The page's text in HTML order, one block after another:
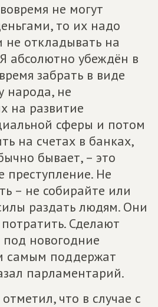
не могут
то их надо
не откладывать на
абсолютно убеждён в
забрать в виде
народа, не
на развитие
сферы и потом
на счетах в банках,
бывает, – это
преступление. Не
– не собирайте или
раздать людям. Они
Сделают
новогодние
самым поддержат
парламентарий.
что в случае с